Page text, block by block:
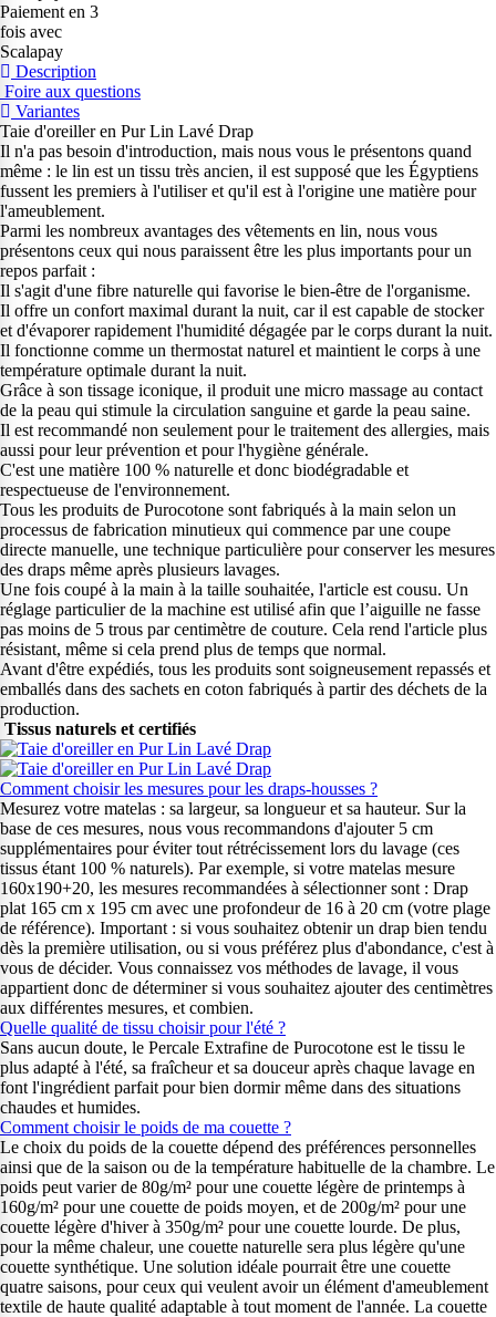
Paiement en 3
fois avec
Scalapay
Description
Foire aux questions
Variantes
Taie d'oreiller en Pur Lin Lavé Drap
Il n'a pas besoin d'introduction, mais nous vous le présentons quand
même : le lin est un tissu très ancien, il est supposé que les Égyptiens
fussent les premiers à l'utiliser et qu'il est à l'origine une matière pour
l'ameublement.
Parmi les nombreux avantages des vêtements en lin, nous vous
présentons ceux qui nous paraissent être les plus importants pour un
repos parfait :
Il s'agit d'une fibre naturelle qui favorise le bien-être de l'organisme.
Il offre un confort maximal durant la nuit, car il est capable de stocker
et d'évaporer rapidement l'humidité dégagée par le corps durant la nuit.
Il fonctionne comme un thermostat naturel et maintient le corps à une
température optimale durant la nuit.
Grâce à son tissage iconique, il produit une micro massage au contact
de la peau qui stimule la circulation sanguine et garde la peau saine.
Il est recommandé non seulement pour le traitement des allergies, mais
aussi pour leur prévention et pour l'hygiène générale.
C'est une matière 100 % naturelle et donc biodégradable et
respectueuse de l'environnement.
Tous les produits de Purocotone sont fabriqués à la main selon un
processus de fabrication minutieux qui commence par une coupe
directe manuelle, une technique particulière pour conserver les mesures
des draps même après plusieurs lavages.
Une fois coupé à la main à la taille souhaitée, l'article est cousu. Un
réglage particulier de la machine est utilisé afin que l’aiguille ne fasse
pas moins de 5 trous par centimètre de couture. Cela rend l'article plus
résistant, même si cela prend plus de temps que normal.
Avant d'être expédiés, tous les produits sont soigneusement repassés et
emballés dans des sachets en coton fabriqués à partir des déchets de la
production.
Tissus naturels et certifiés
Comment choisir les mesures pour les draps-housses ?
Mesurez votre matelas : sa largeur, sa longueur et sa hauteur. Sur la
base de ces mesures, nous vous recommandons d'ajouter 5 cm
supplémentaires pour éviter tout rétrécissement lors du lavage (ces
tissus étant 100 % naturels). Par exemple, si votre matelas mesure
160x190+20, les mesures recommandées à sélectionner sont : Drap
plat 165 cm x 195 cm avec une profondeur de 16 à 20 cm (votre plage
de référence). Important : si vous souhaitez obtenir un drap bien tendu
dès la première utilisation, ou si vous préférez plus d'abondance, c'est à
vous de décider. Vous connaissez vos méthodes de lavage, il vous
appartient donc de déterminer si vous souhaitez ajouter des centimètres
aux différentes mesures, et combien.
Quelle qualité de tissu choisir pour l'été ?
Sans aucun doute, le Percale Extrafine de Purocotone est le tissu le
plus adapté à l'été, sa fraîcheur et sa douceur après chaque lavage en
font l'ingrédient parfait pour bien dormir même dans des situations
chaudes et humides.
Comment choisir le poids de ma couette ?
Le choix du poids de la couette dépend des préférences personnelles
ainsi que de la saison ou de la température habituelle de la chambre. Le
poids peut varier de 80g/m² pour une couette légère de printemps à
160g/m² pour une couette de poids moyen, et de 200g/m² pour une
couette légère d'hiver à 350g/m² pour une couette lourde. De plus,
pour la même chaleur, une couette naturelle sera plus légère qu'une
couette synthétique. Une solution idéale pourrait être une couette
quatre saisons, pour ceux qui veulent avoir un élément d'ameublement
textile de haute qualité adaptable à tout moment de l'année. La couette